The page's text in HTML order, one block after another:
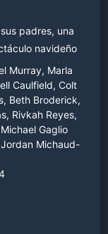
padres, una
navideño
al chico
Murray, Marla
Caulfield, Colt
Beth Broderick,
Rivkah Reyes,
Gaglio
Michaud-